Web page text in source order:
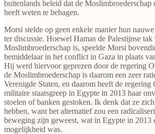
buitenlands beleid dat de Moslimbroederschap
heeft weten te behagen.
Morsi stelde op geen enkele manier hun
ter discussie. Hoewel Hamas de Palestijnse tak
Moslimbroederschap is, speelde Morsi
bemiddelaar in het conflict in Gaza in plaats
Hij werd hiervoor geprezen door de regering
de Moslimbroederschap is daarom een zeer
Verenigde Staten, en daarom heeft de regering
militaire staatsgreep in Egypte in 2013 haar
stoelen of banken gestoken. Ik denk dat ze
hebben, want het alternatief zou een
beweging zijn geweest, wat in Egypte in 2013
mogelijkheid was.